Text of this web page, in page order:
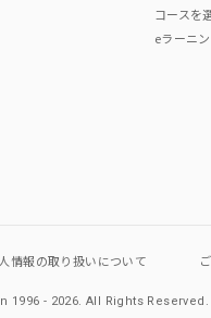
あります。
コースを
eラーニ
情報の取り扱いについて
1996 - 2026.All Rights Reserved.